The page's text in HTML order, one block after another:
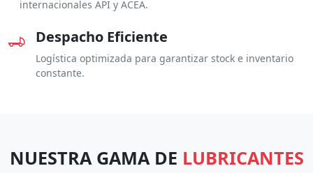
internacionales API y ACEA.
Despacho Eficiente
Logística optimizada para garantizar stock e inventario
constante.
NUESTRA GAMA DE LUBRICANTES